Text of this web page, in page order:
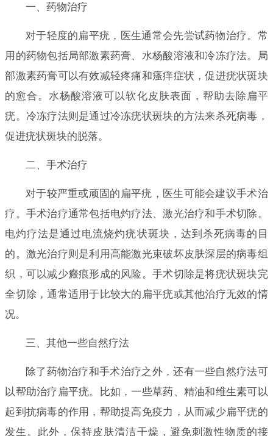
一、药物治疗
对于轻度的扁平疣，医生通常会先尝试药物治疗。常
用的药物包括局部激素药膏、水杨酸溶液和冷冻疗法。局
部激素药膏可以有效减轻疼痛和瘙痒症状，促进疣状斑块
的愈合。水杨酸溶液可以软化皮肤表面，帮助去除扁平
疣。冷冻疗法则是通过冷冻疣状斑块的方法来杀死病毒，
促进疣状斑块的脱落。
二、手术治疗
对于较严重或顽固的扁平疣，医生可能会建议手术治
疗。手术治疗通常包括电灼疗法、激光治疗和手术切除。
电灼疗法是通过电流烧灼疣状斑块，达到杀死病毒的目
的。激光治疗则是利用高能激光束破坏皮肤深层的病毒组
织，可以减少瘢痕形成的风险。手术切除是将疣状斑块完
全切除，通常适用于比较大的扁平疣或其他治疗无效的情
况。
三、其他一些自然疗法
除了药物治疗和手术治疗之外，还有一些自然疗法可
以帮助治疗扁平疣。比如，一些草药、精油和维生素可以
起到抗病毒的作用，帮助提高免疫力，从而减少扁平疣的
发生。此外，保持皮肤清洁干燥，避免刺激性物质的接